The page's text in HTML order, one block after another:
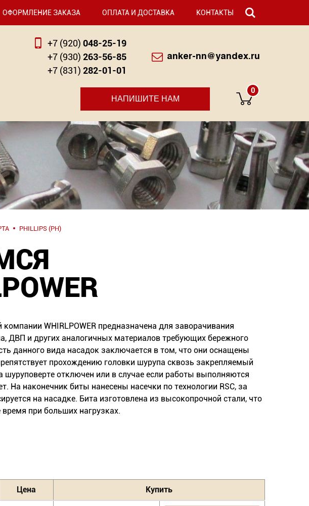
ОФОРМЛЕНИЕ ЗАКАЗА ОПЛАТА И ДОСТАВКА КОНТАКТЫ
+7 (920) 048-25-19
+7 (930) 263-56-85
+7 (831) 282-01-01
anker-nn@yandex.ru
НАПИШИТЕ НАМ
0
PHILLIPS (PH)
WHIRLPOWER предназначена для заворачивания
ДВП и других аналогичных материалов требующих бережного
данного вида насадок заключается в том, что они оснащены
прохождению головки шурупа сквозь закрепляемый
отключен или в случае если работы выполняются
На наконечник биты нанесены насечки по технологии RSC, за
на насадке. Бита изготовлена из высокопрочной стали, что
при больших нагрузках.
Цена Купить